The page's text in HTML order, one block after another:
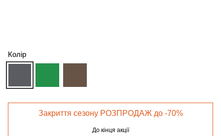
Колір
Закриття сезону РОЗПРОДАЖ до -70%
До кінця акції